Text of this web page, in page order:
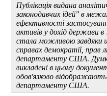
Публікація видана
законодавчих ідей" в
ефективності
активів у дохід держави в
стала можливою завдяки
справах демократії,
департаменту США.
викладені в цьому
обов'язково
департаменту США.